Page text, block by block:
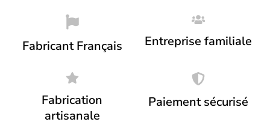
Fabricant Français Entreprise familiale
Fabrication
artisanale
Paiement sécurisé